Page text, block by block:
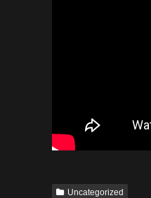
Uncategorized